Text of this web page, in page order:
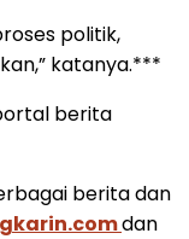
politik,
katanya.***
berita
berita dan
dan